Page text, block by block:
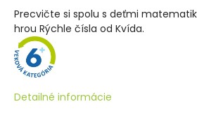
Precvičte si spolu s deťmi
hrou Rýchle čísla od Kvída.
Detailné informácie